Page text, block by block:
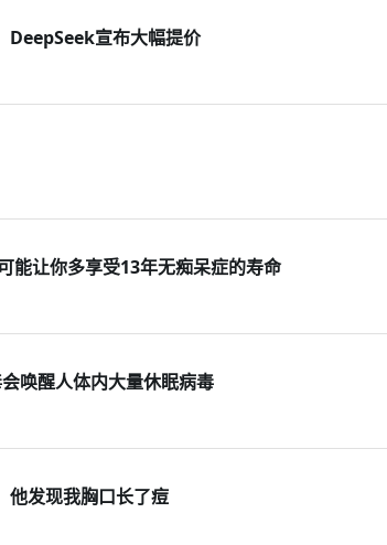
DeepSeek宣布大幅提价
能让你多享受13年无痴呆症的寿命
唤醒人体内大量休眠病毒
他发现我胸口长了痘